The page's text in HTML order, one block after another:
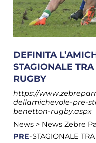
DEFINITA
STAGIONALE
RUGBY
https://
dellamichevole-pre-
benetton-rugby.aspx
News > News Zebre
PRE-STAGIONALE